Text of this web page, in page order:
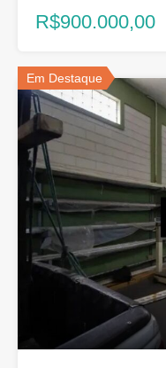
R$900.000,00
Em Destaque